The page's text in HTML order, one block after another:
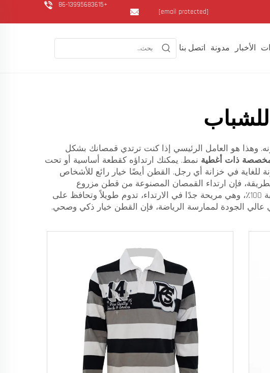
+86-13995683615
[email protected]
الأخبار مدونة اتصل بنا
وهذا هو العامل الرئيسي إذا كنت ترتدي قمصانك بشكل
ذات أغطية نمط. يمكنك ارتداؤه كقطعة أساسية أو تحت
للغاية في خزانة أي رجل. القطن أيضًا خيار رائع للأشخاص
فإن ارتداء القمصان المصنوعة من قطن مزروع
بمسؤولية يُسهم في الحد من الضرر البيئي. في بيزار نحن نركز على تي شيرتات قطنية طويلة الأكمام بنسبة 100٪، وهي مريحة جدًا في الارتداء، تدوم طويلاً وتحافظ على
الجودة لممارسة الرياضة، فإن القطن خيار ذكي وصحي.